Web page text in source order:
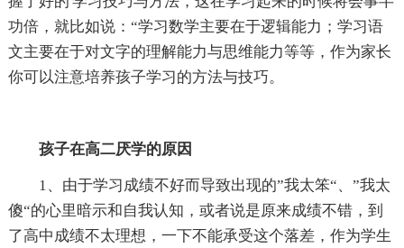
功倍，就比如说：“学习数学主要在于逻辑能力；学习语
文主要在于对文字的理解能力与思维能力等等，作为家长
你可以注意培养孩子学习的方法与技巧。
孩子在高二厌学的原因
1、由于学习成绩不好而导致出现的”我太笨“、”我太
傻“的心里暗示和自我认知，或者说是原来成绩不错，到
了高中成绩不太理想，一下不能承受这个落差，作为学生